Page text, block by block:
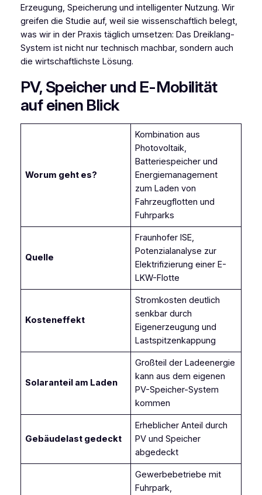
Erzeugung, Speicherung und intelligenter Nutzung. Wir
greifen die Studie auf, weil sie wissenschaftlich belegt,
was wir in der Praxis täglich umsetzen: Das Dreiklang-
System ist nicht nur technisch machbar, sondern auch
die wirtschaftlichste Lösung.
PV, Speicher und E-Mobilität
auf einen Blick
Worum geht es?
Kombination aus
Photovoltaik,
Batteriespeicher und
Energiemanagement
zum Laden von
Fahrzeugflotten und
Fuhrparks
Quelle
Fraunhofer ISE,
Potenzialanalyse zur
Elektrifizierung einer E-
LKW-Flotte
Kosteneffekt
Stromkosten deutlich
senkbar durch
Eigenerzeugung und
Lastspitzenkappung
Solaranteil am Laden
Großteil der Ladeenergie
kann aus dem eigenen
PV-Speicher-System
kommen
Gebäudelast gedeckt
Erheblicher Anteil durch
PV und Speicher
abgedeckt
Gewerbebetriebe mit
Fuhrpark,